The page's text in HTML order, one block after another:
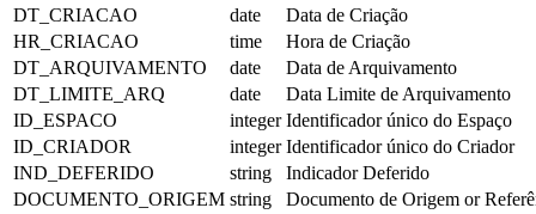
DT_CRIACAO
date
Data de Criação
HR_CRIACAO
time
Hora de Criação
DT_ARQUIVAMENTO
date
Data de Arquivamento
DT_LIMITE_ARQ
date
Data Limite de Arquivamento
ID_ESPACO
integer Identificador único do Espaço
ID_CRIADOR
integer Identificador único do Criador
IND_DEFERIDO
string
Indicador Deferido
DOCUMENTO_ORIGEM string
Documento de Origem or